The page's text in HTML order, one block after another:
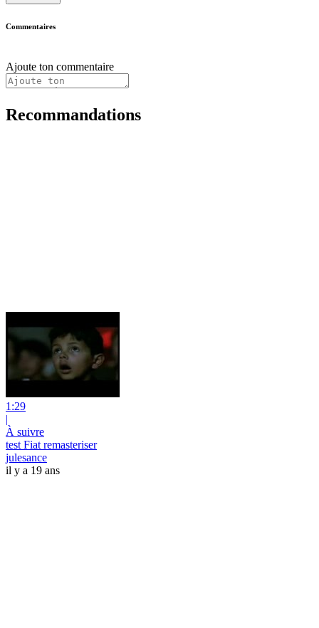
Commentaires
Ajoute ton commentaire
Recommandations
1:29
|
À suivre
test Fiat remasteriser
julesance
il y a 19 ans